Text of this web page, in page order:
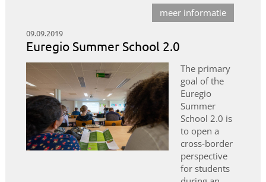
meer informatie
09.09.2019
Euregio Summer School 2.0
The primary
goal of the
Euregio
Summer
School 2.0 is
to open a
cross-border
perspective
for students